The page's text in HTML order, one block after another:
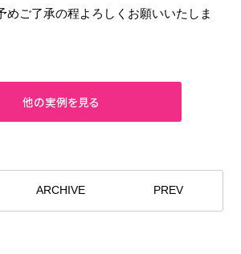
めご了承の程よろしくお願いいたしま
ARCHIVE PREV